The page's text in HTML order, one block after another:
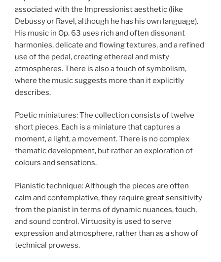
associated with the Impressionist aesthetic (like
Debussy or Ravel, although he has his own language).
His music in Op. 63 uses rich and often dissonant
harmonies, delicate and flowing textures, and a refined
use of the pedal, creating ethereal and misty
atmospheres. There is also a touch of symbolism,
where the music suggests more than it explicitly
describes.
Poetic miniatures: The collection consists of twelve
short pieces. Each is a miniature that captures a
moment, a light, a movement. There is no complex
thematic development, but rather an exploration of
colours and sensations.
Pianistic technique: Although the pieces are often
calm and contemplative, they require great sensitivity
from the pianist in terms of dynamic nuances, touch,
and sound control. Virtuosity is used to serve
expression and atmosphere, rather than as a show of
technical prowess.